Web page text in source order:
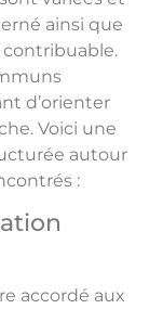
ainsi que
d’orienter
Voici une
autour
:
accordé aux